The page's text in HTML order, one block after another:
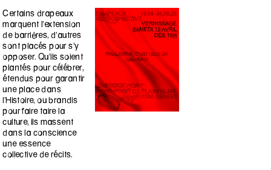
Certains drapeaux
marquent l’extension
de barrières, d’autres
sont placés pour s’y
opposer. Qu’ils soient
plantés pour célébrer,
étendus pour garantir
une place dans
l’Histoire, ou brandis
pour faire taire la
culture, ils massent
dans la conscience
une essence
collective de récits.